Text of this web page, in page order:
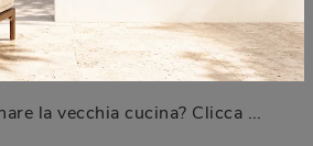
Vuoi riammodernare la vecchia cucina? Clicca e scopri una ricca gamma di soluzioni tradizionali con penisola: Gioiosa 01 ti attende!